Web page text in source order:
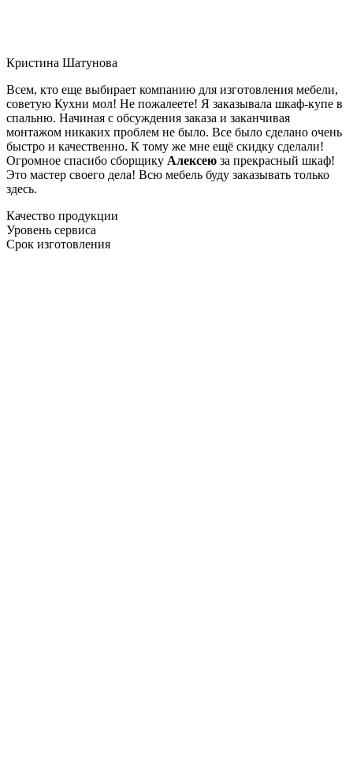
Кристина Шатунова
Всем, кто еще выбирает компанию для изготовления мебели,
советую Кухни мол! Не пожалеете! Я заказывала шкаф-купе в
спальню. Начиная с обсуждения заказа и заканчивая
монтажом никаких проблем не было. Все было сделано очень
быстро и качественно. К тому же мне ещё скидку сделали!
Огромное спасибо сборщику Алексею за прекрасный шкаф!
Это мастер своего дела! Всю мебель буду заказывать только
здесь.
Качество продукции
Уровень сервиса
Срок изготовления